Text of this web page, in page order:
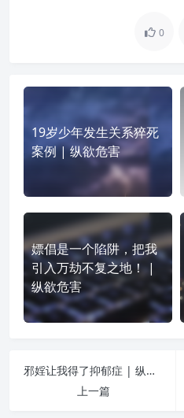
0
19岁少年发生关系猝死
案例 | 纵欲危害
嫖倡是一个陷阱，把我
引入万劫不复之地！ |
纵欲危害
邪婬让我得了抑郁症 | 纵欲危害
上一篇